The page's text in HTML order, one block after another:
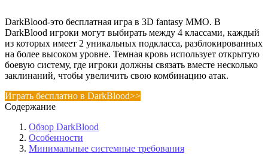
DarkBlood-это бесплатная игра в 3D fantasy MMO. В
DarkBlood игроки могут выбирать между 4 классами, каждый
из которых имеет 2 уникальных подкласса, разблокированных
на более высоком уровне. Темная кровь использует открытую
боевую систему, где игроки должны связать вместе несколько
заклинаний, чтобы увеличить свою комбинацию атак.
Играть бесплатно в DarkBlood>>
Содержание
Обзор DarkBlood
Особенности
Минимальные системные требования